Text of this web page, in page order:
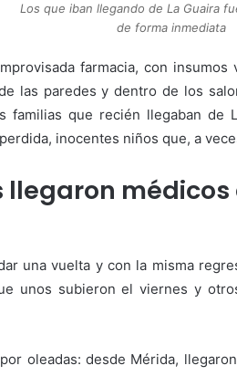
Los que iban llegando de La Guaira
de forma inmediata
farmacia, con
las paredes y dentro de los
familias que recién llegaban de
inocentes niños que, a
llegaron
una vuelta y con la misma
unos subieron el viernes y
oleadas: desde Mérida,